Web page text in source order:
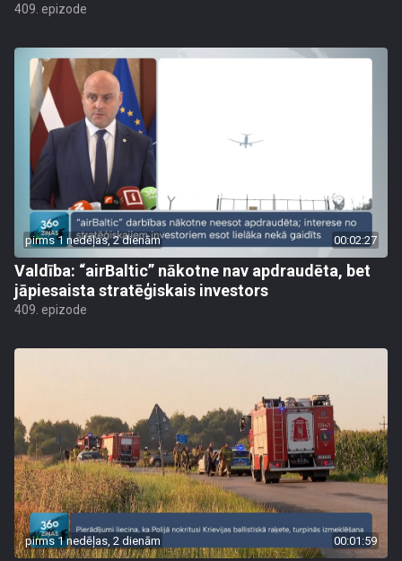
409. epizode
pirms 1 nedēļas, 2 dienām 00:02:27
Valdība: “airBaltic” nākotne nav apdraudēta, bet
jāpiesaista stratēģiskais investors
409. epizode
pirms 1 nedēļas, 2 dienām 00:01:59